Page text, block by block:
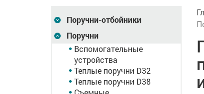
Поручни-отбойники
Поручни
Вспомогательные
устройства
Теплые поручни D32
Теплые поручни D38